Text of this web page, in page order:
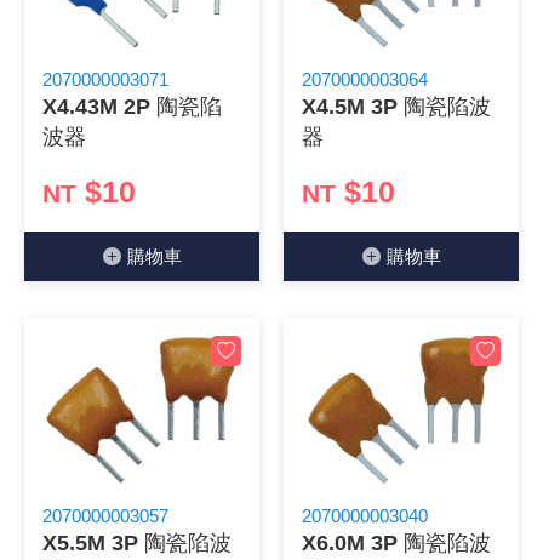
2070000003071
X4.43M 2P 陶瓷陷
波器
NT $10
購物⾞
2070000003064
X4.5M 3P 陶瓷陷波
器
NT $10
購物⾞
2070000003057
X5.5M 3P 陶瓷陷波
2070000003040
X6.0M 3P 陶瓷陷波